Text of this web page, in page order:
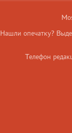
Нашли опечатку?
Телефон